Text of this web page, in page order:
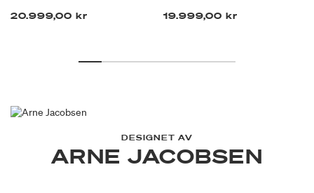
20.999,00 kr
19.999,00 kr
DESIGNET AV
ARNE JACOBSEN